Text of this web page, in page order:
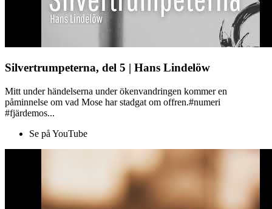
Silvertrumpeterna, del 5 | Hans Lindelöw
Mitt under händelserna under ökenvandringen kommer en
påminnelse om vad Mose har stadgat om offren.#numeri
#fjärdemos...
Se på YouTube